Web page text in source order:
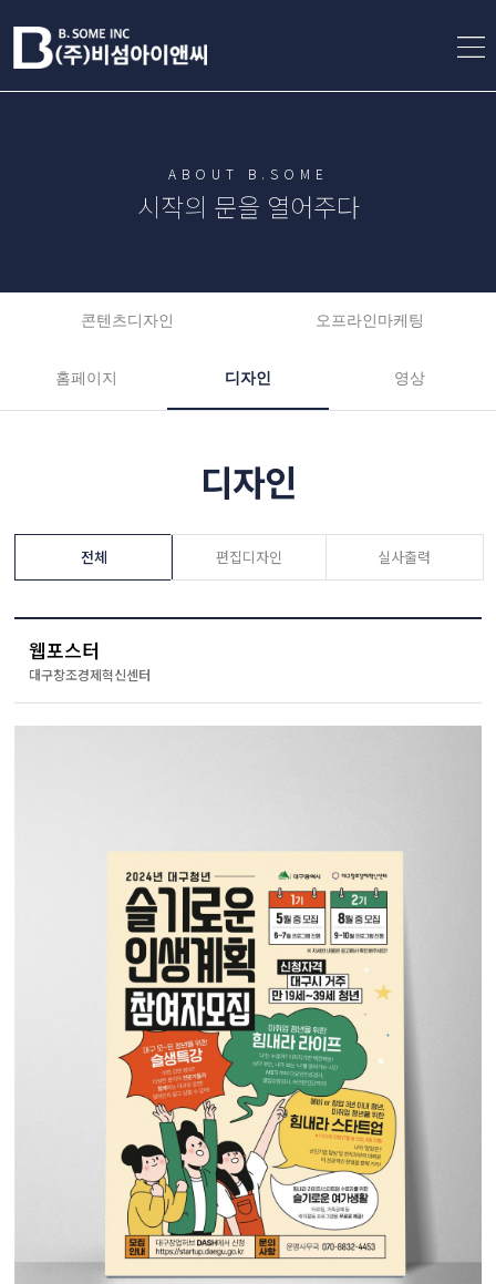
ABOUT B.SOME
시작의 문을 열어주다
콘텐츠디자인 오프라인마케팅
홈페이지 디자인 영상
디자인
전체 편집디자인 실사출력
웹포스터
대구창조경제혁신센터